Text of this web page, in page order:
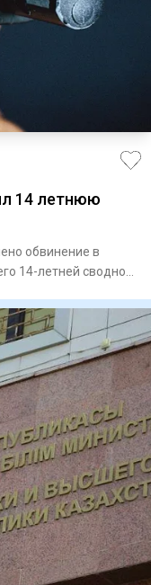
14 летнюю
обвинение в
14-летней сводной